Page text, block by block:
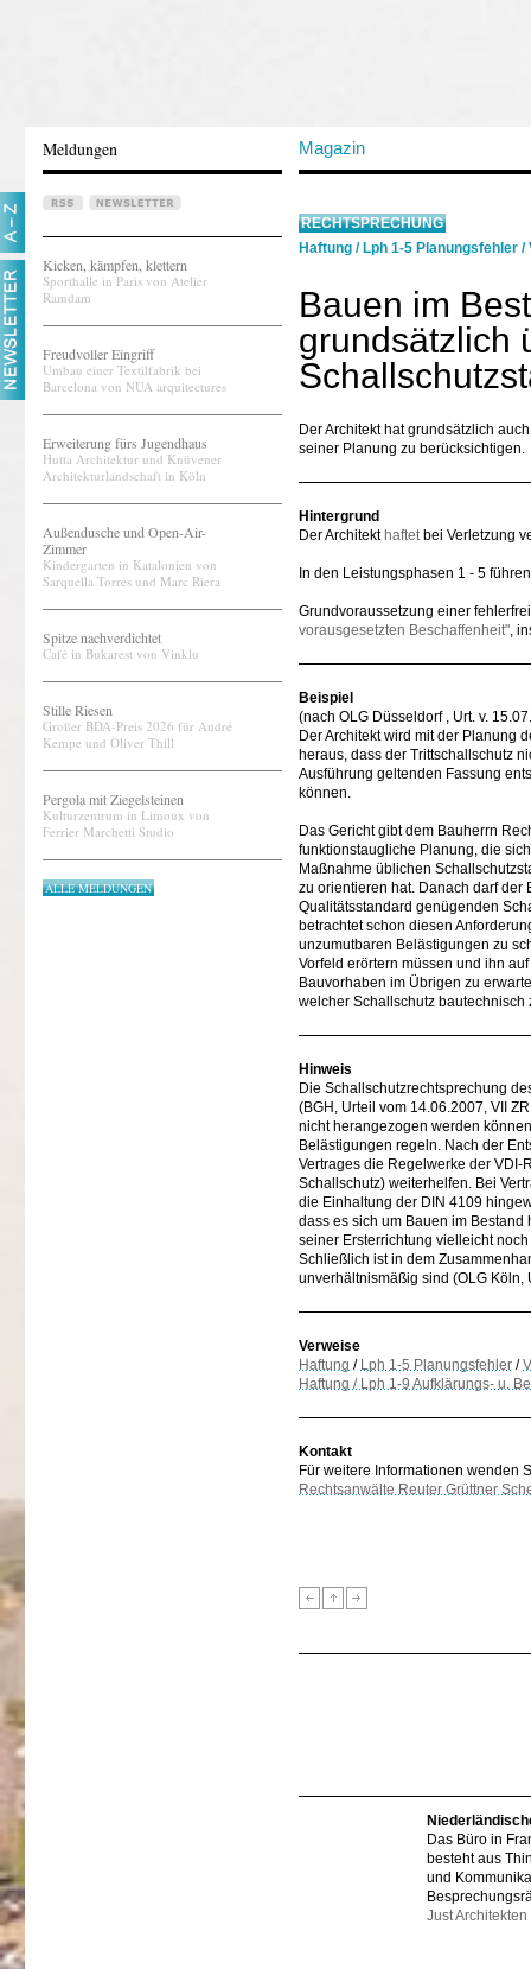
Meldungen Magazin
Kicken, kämpfen, klettern
Sporthalle in Paris von Atelier
Ramdam
Freudvoller Eingriff
Umbau einer Textilfabrik bei
Barcelona von NUA arquitectures
Erweiterung fürs Jugendhaus
Hutta Architektur und Knüvener
Architekturlandschaft in Köln
Außendusche und Open-Air-
Zimmer
Kindergarten in Katalonien von
Sarquella Torres und Marc Riera
Spitze nachverdichtet
Café in Bukarest von Vinklu
Stille Riesen
Großer BDA-Preis 2026 für André
Kempe und Oliver Thill
Pergola mit Ziegelsteinen
Kulturzentrum in Limoux von
Ferrier Marchetti Studio
ALLE MELDUNGEN
RECHTSPRECHUNG
Haftung / Lph 1-5 Planungsfehler /
Bauen im
grundsätzlich
Der Architekt hat grundsätzlich
seiner Planung zu berücksichtigen.
Hintergrund
Der Architekt haftetbei Verletzung
In den Leistungsphasen 1 - 5
Grundvoraussetzung einer
vorausgesetzten Beschaffenheit",
Beispiel
(nach OLG Düsseldorf , Urt. v.
Der Architekt wird mit der Planung
heraus, dass der Trittschallschutz
Ausführung geltenden Fassung
können.
Das Gericht gibt dem Bauherrn
funktionstaugliche Planung, die
Maßnahme üblichen
zu orientieren hat. Danach darf
Qualitätsstandard genügenden
betrachtet schon diesen
unzumutbaren Belästigungen zu
Vorfeld erörtern müssen und ihn
Bauvorhaben im Übrigen zu
welcher Schallschutz
Hinweis
Die Schallschutzrechtsprechung
(BGH, Urteil vom 14.06.2007, VII
nicht herangezogen werden
Belästigungen regeln. Nach der
Vertrages die Regelwerke der
Schallschutz) weiterhelfen. Bei
die Einhaltung der DIN 4109
dass es sich um Bauen im
seiner Ersterrichtung vielleicht
Schließlich ist in dem
unverhältnismäßig sind (OLG
Verweise
Haftung / Lph 1-5 Planungsfehler /
Haftung / Lph 1-9 Aufklärungs- u.
Kontakt
Für weitere Informationen wenden
Rechtsanwälte Reuter Grüttner
Das Büro in
besteht aus
und
Just Architekten